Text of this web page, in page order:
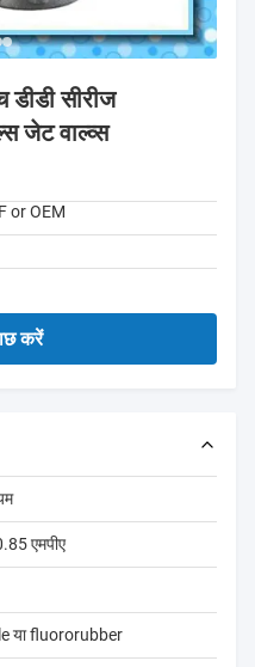
सीरीज
जेट वाल्व्स
or OEM
करें
एमपीए
या fluororubber